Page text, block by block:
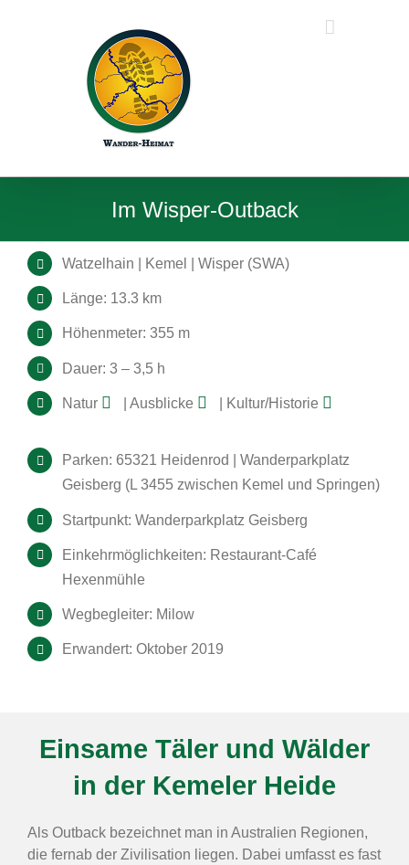
Im Wisper-Outback
Watzelhain | Kemel | Wisper (SWA)
Länge: 13.3 km
Höhenmeter: 355 m
Dauer: 3 – 3,5 h
Natur | Ausblicke | Kultur/Historie
Parken: 65321 Heidenrod | Wanderparkplatz
Geisberg (L 3455 zwischen Kemel und Springen)
Startpunkt: Wanderparkplatz Geisberg
Einkehrmöglichkeiten: Restaurant-Café
Hexenmühle
Wegbegleiter: Milow
Erwandert: Oktober 2019
Einsame Täler und Wälder
in der Kemeler Heide
Als Outback bezeichnet man in Australien Regionen,
die fernab der Zivilisation liegen. Dabei umfasst es fast